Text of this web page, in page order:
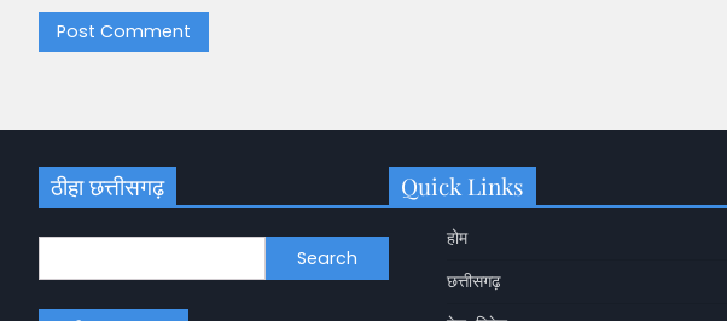
ठीहा छत्तीसगढ़
Search
Quick Links
होम
छत्तीसगढ़